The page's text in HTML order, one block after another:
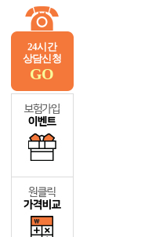
24시간
상담신청
GO